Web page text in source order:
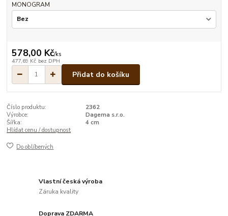
MONOGRAM
578,00 Kč/ks
477,69 Kč bez DPH
Přidat do košíku
Číslo produktu:
2362
Výrobce:
Dagema s.r.o.
Šířka:
4 cm
Hlídat cenu / dostupnost
Do oblíbených
Vlastní česká výroba
Záruka kvality
Doprava ZDARMA